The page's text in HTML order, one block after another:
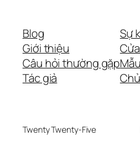
Blog
Giới thiệu
Câu hỏi thường gặp
Tác giả
Sự
Mẫu
Twenty Twenty-Five